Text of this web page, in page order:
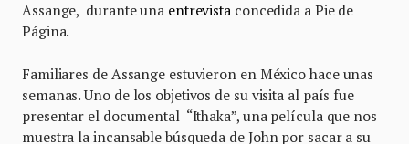
Assange, durante una entrevista concedida a Pie de
Página.
Familiares de Assange estuvieron en México hace unas
semanas. Uno de los objetivos de su visita al país fue
presentar el documental “Ithaka”, una película que nos
muestra la incansable búsqueda de John por sacar a su